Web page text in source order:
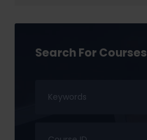
Search For Courses